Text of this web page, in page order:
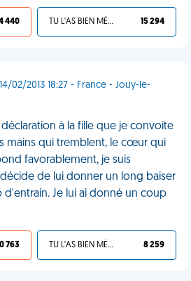
440 TU L'AS BIEN MÉRITÉ 15 294
02/2013 18:27 - France - Jouy-le-
à la fille que je convoite
mains qui tremblent, le cœur qui
favorablement, je suis
de lui donner un long baiser
d'entrain. Je lui ai donné un coup
763 TU L'AS BIEN MÉRITÉ 8 259